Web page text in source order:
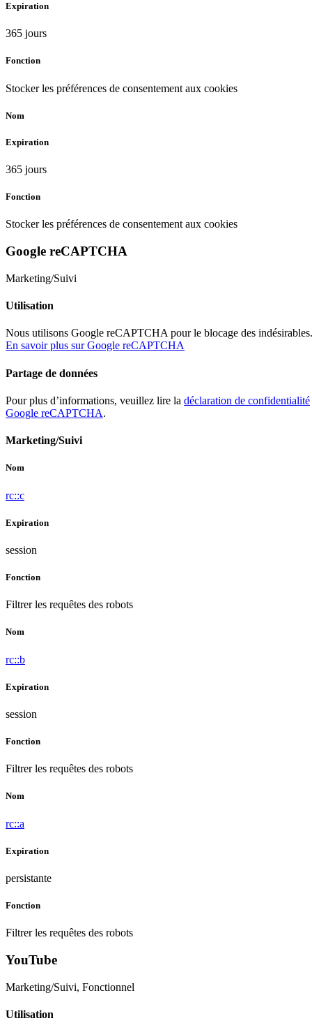
Expiration
365 jours
Fonction
Stocker les préférences de consentement aux cookies
Nom
Expiration
365 jours
Fonction
Stocker les préférences de consentement aux cookies
Google reCAPTCHA
Marketing/Suivi
Utilisation
Nous utilisons Google reCAPTCHA pour le blocage des indésirables.
En savoir plus sur Google reCAPTCHA
Partage de données
Pour plus d’informations, veuillez lire la déclaration de confidentialité
Google reCAPTCHA.
Marketing/Suivi
Nom
rc::c
Expiration
session
Fonction
Filtrer les requêtes des robots
Nom
rc::b
Expiration
session
Fonction
Filtrer les requêtes des robots
Nom
rc::a
Expiration
persistante
Fonction
Filtrer les requêtes des robots
YouTube
Marketing/Suivi, Fonctionnel
Utilisation